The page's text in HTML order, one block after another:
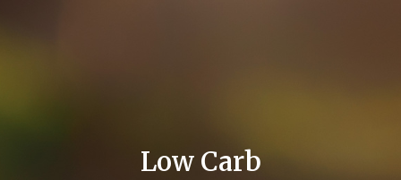
Low Carb